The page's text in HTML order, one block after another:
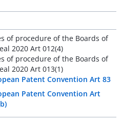
of procedure of the Boards of
2020 Art 012(4)
of procedure of the Boards of
2020 Art 013(1)
Patent Convention Art 83
Patent Convention Art